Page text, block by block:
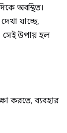
অবস্থিত।
যাচ্ছে,
উপায় হল
করতে, ব্যবহার